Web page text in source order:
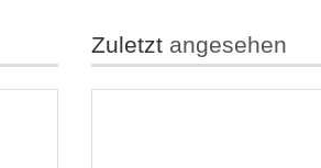
Zuletzt angesehen